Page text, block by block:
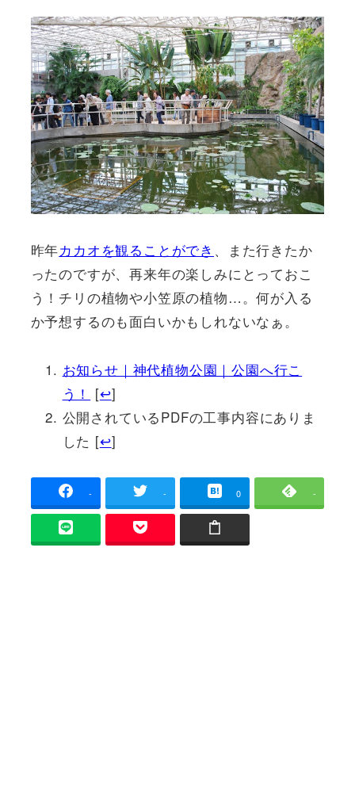
昨年カカオを観ることができ 、また行きたか
ったのですが、再来年の楽しみにとっておこ
う！チリの植物や小笠原の植物…。何が入る
か予想するのも面白いかもしれないなぁ。
お知らせ｜神代植物公園｜公園へ行こ
う！ [↩]
公開されているPDFの工事内容にありま
した [↩]
- - 0 -